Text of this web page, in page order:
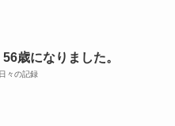
歳になりました。
々の記録